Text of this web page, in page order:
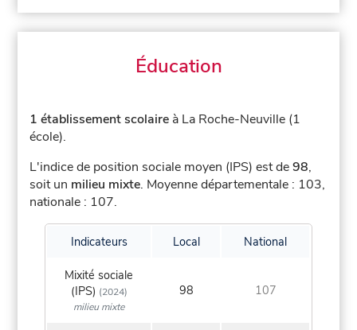
Éducation
1 établissement scolaire à La Roche-Neuville (1
école).
L'indice de position sociale moyen (IPS) est de98,
soit un milieu mixte. Moyenne départementale : 103,
nationale : 107.
Indicateurs Local National
Mixité sociale
(IPS) (2024)
milieu mixte
98 107